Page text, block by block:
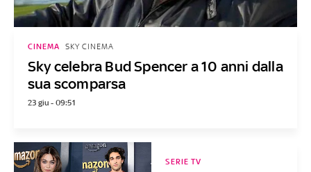
Sky celebra Bud Spencer a 10 anni dalla
sua scomparsa
CINEMA SKY CINEMA
23 giu - 09:51
SERIE TV